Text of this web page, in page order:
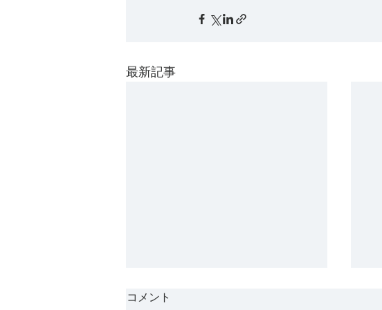
最新記事
コメント